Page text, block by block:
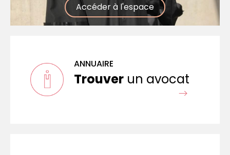
Accéder à l'espace
ANNUAIRE
Trouver un avocat